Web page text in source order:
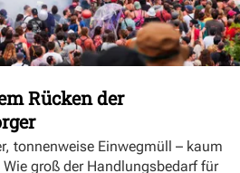
Rücken der
tonnenweise Einwegmüll – kaum
groß der Handlungsbedarf für